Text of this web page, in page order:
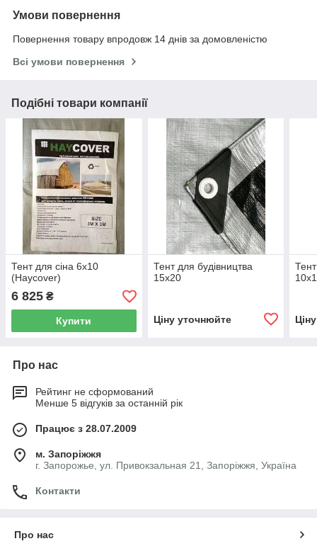
Умови повернення
Повернення товару впродовж 14 днів за домовленістю
Всі умови повернення
Подібні товари компанії
Тент для сіна 6х10
(Haycover)
6 825 ₴
Купити
Тент для будівництва
15х20
Ціну уточнюйте
Про нас
Рейтинг не сформований
Менше 5 відгуків за останній рік
Працює з 28.07.2009
м. Запоріжжя
г. Запорожье, ул. Привокзальная 21, Запоріжжя, Україна
Контакти
Про нас